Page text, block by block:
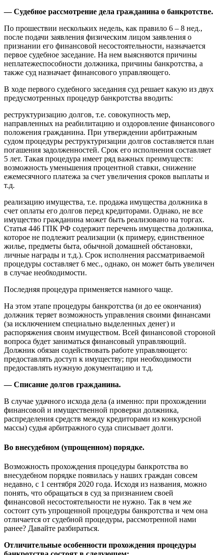
— Судебное рассмотрение дела гражданина о банкротстве.
По прошествии нескольких недель, как правило 6 – 8 нед.,
после подачи заявления физическим лицом заявления о
признании его финансовой несостоятельности, назначается
первое судебное заседание. На нем выясняются причины
неплатежеспособности должника, причины банкротства, а
также суд назначает финансового управляющего.
В ходе первого судебного заседания суд решает какую из двух
предусмотренных процедур банкротства вводить:
реструктуризацию долгов, т.е. совокупность мер,
направленных на реабилитацию и оздоровление финансового
положения гражданина. При утверждении арбитражным
судом процедуры реструктуризации долгов составляется план
погашения задолженностей. Срок его исполнения составляет
5 лет. Такая процедура имеет ряд важных преимуществ:
возможность уменьшения процентной ставки, снижение
ежемесячного платежа за счет увеличения сроков выплаты и
т.д.
реализацию имущества, т.е. продажа имущества должника в
счет оплаты его долгов перед кредиторами. Однако, не все
имущество гражданина может быть реализовано на торгах.
Статья 446 ГПК РФ содержит перечень имущества должника,
которое не подлежит реализации (к примеру, единственное
жилье, предметы быта, обычной домашней обстановки,
личные награды и т.д.). Срок исполнения рассматриваемой
процедуры составляет 6 мес., однако, он может быть увеличен
в случае необходимости.
Последняя процедура применяется намного чаще.
На этом этапе процедуры банкротства (и до ее окончания)
должник теряет возможность управления своими финансами
(за исключением специально выделенных денег) и
распоряжения своим имуществом. Всей финансовой стороной
вопроса будет заниматься финансовый управляющий.
Должник обязан содействовать работе управляющего:
предоставлять доступ к имуществу; при необходимости
предоставлять нужную документацию и т.д.
— Списание долгов гражданина.
В случае удачного исхода дела (а именно: при прохождении
финансовой и имущественной проверки должника,
распределения средств между кредиторами из конкурсной
массы) судья арбитражного суда списывает долги.
Во внесудебном (упрощенном) порядке.
Возможность прохождения процедуры банкротства во
внесудебном порядке появилась у наших граждан совсем
недавно, с 1 сентября 2020 года. Исходя из названия, можно
понять, что обращаться в суд за признанием своей
финансовой несостоятельности не нужно. Так в чем же
состоит суть упрощенной процедуры банкротства и чем она
отличается от судебной процедуры, рассмотренной нами
ранее? Давайте разбираться.
Отличительные особенности прохождения процедуры